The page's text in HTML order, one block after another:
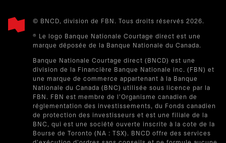
© BNCD, division de FBN. Tous droits réservés 2026.
® Le logo Banque Nationale Courtage direct est une
marque déposée de la Banque Nationale du Canada.
Banque Nationale Courtage direct (BNCD) est une
division de la Financière Banque Nationale inc. (FBN) et
une marque de commerce appartenant à la Banque
Nationale du Canada (BNC) utilisée sous licence par la
FBN. FBN est membre de l'Organisme canadien de
réglementation des investissements, du Fonds canadien
de protection des investisseurs et est une filiale de la
BNC, qui est une société ouverte inscrite à la cote de la
Bourse de Toronto (NA : TSX). BNCD offre des services